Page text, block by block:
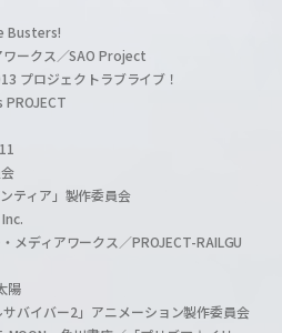
Busters!
ークス／SAO Project
プロジェクトラブライブ！
ティア」製作委員会
メディアワークス／PROJECT-RAILGU
陽
イバー2」アニメーション製作委員会